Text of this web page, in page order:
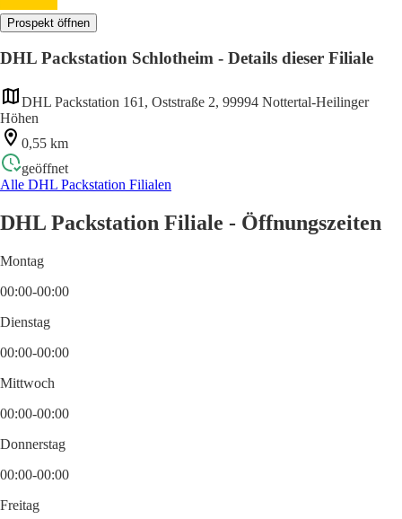
Prospekt öffnen
DHL Packstation Schlotheim - Details dieser Filiale
DHL Packstation 161, Oststraße 2, 99994 Nottertal-Heilinger
Höhen
0,55 km
geöffnet
Alle DHL Packstation Filialen
DHL Packstation Filiale - Öffnungszeiten
Montag
00:00-00:00
Dienstag
00:00-00:00
Mittwoch
00:00-00:00
Donnerstag
00:00-00:00
Freitag